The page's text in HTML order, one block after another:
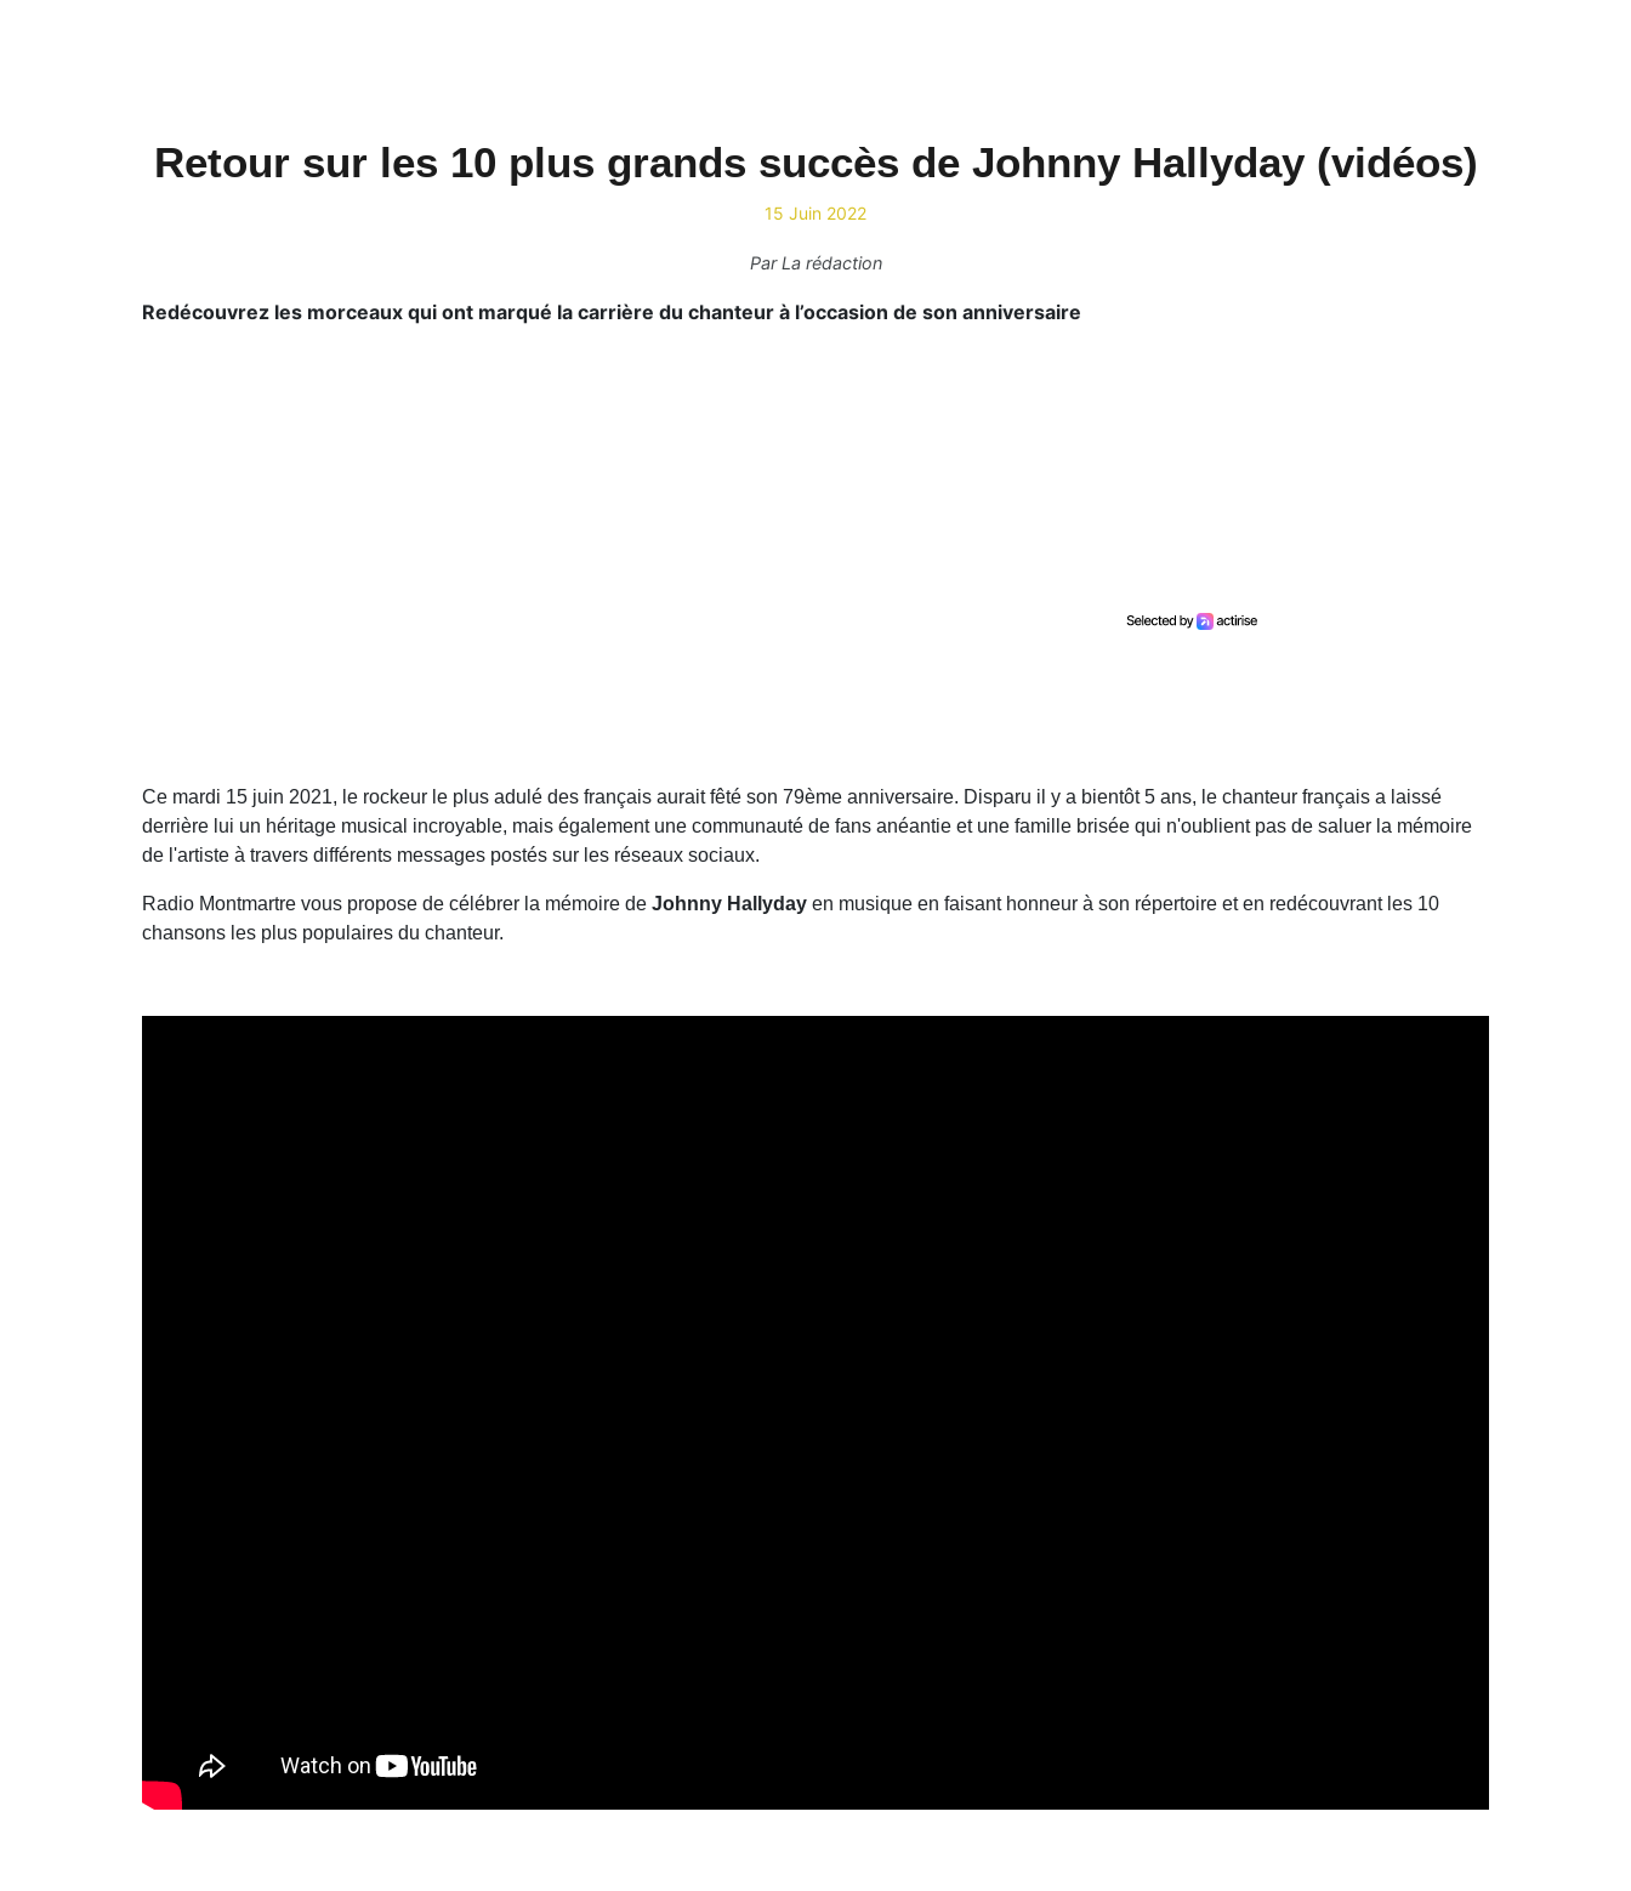
Retour sur les 10 plus grands succès de Johnny Hallyday (vidéos)
15 Juin 2022
ParLa rédaction
Redécouvrez les morceaux qui ont marqué la carrière du chanteur à l’occasion de son anniversaire
Ce mardi 15 juin 2021, le rockeur le plus adulé des français aurait fêté son 79ème anniversaire. Disparu il y a bientôt 5 ans, le chanteur français a laissé
derrière lui un héritage musical incroyable, mais également une communauté de fans anéantie et une famille brisée qui n'oublient pas de saluer la mémoire
de l'artiste à travers différents messages postés sur les réseaux sociaux.
Radio Montmartre vous propose de célébrer la mémoire de Johnny Hallyday en musique en faisant honneur à son répertoire et en redécouvrant les 10
chansons les plus populaires du chanteur.